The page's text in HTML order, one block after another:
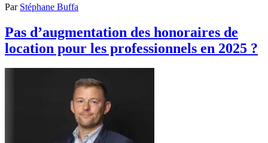
Par Stéphane Buffa
Pas d’augmentation des honoraires de
location pour les professionnels en 2025 ?